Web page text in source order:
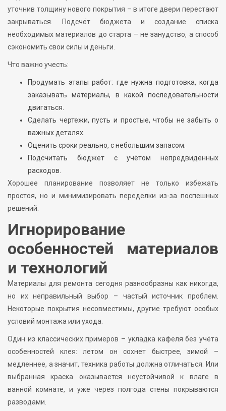
уточнив толщину нового покрытия – в итоге двери перестают
закрываться. Подсчёт бюджета и создание списка
необходимых материалов до старта – не занудство, а способ
сэкономить свои силы и деньги.
Что важно учесть:
Продумать этапы работ: где нужна подготовка, когда
заказывать материалы, в какой последовательности
двигаться.
Сделать чертежи, пусть и простые, чтобы не забыть о
важных деталях.
Оценить сроки реально, с небольшим запасом.
Подсчитать бюджет с учётом непредвиденных
расходов.
Хорошее планирование позволяет не только избежать
простоя, но и минимизировать переделки из-за поспешных
решений.
Игнорирование
особенностей материалов
и технологий
Материалы для ремонта сегодня разнообразны как никогда,
но их неправильный выбор – частый источник проблем.
Некоторые покрытия несовместимы, другие требуют особых
условий монтажа или ухода.
Один из классических примеров – укладка кафеля без учёта
особенностей клея: летом он сохнет быстрее, зимой –
медленнее, а значит, техника работы должна отличаться. Или
выбранная краска оказывается неустойчивой к влаге в
ванной комнате, и уже через полгода стены покрываются
разводами.